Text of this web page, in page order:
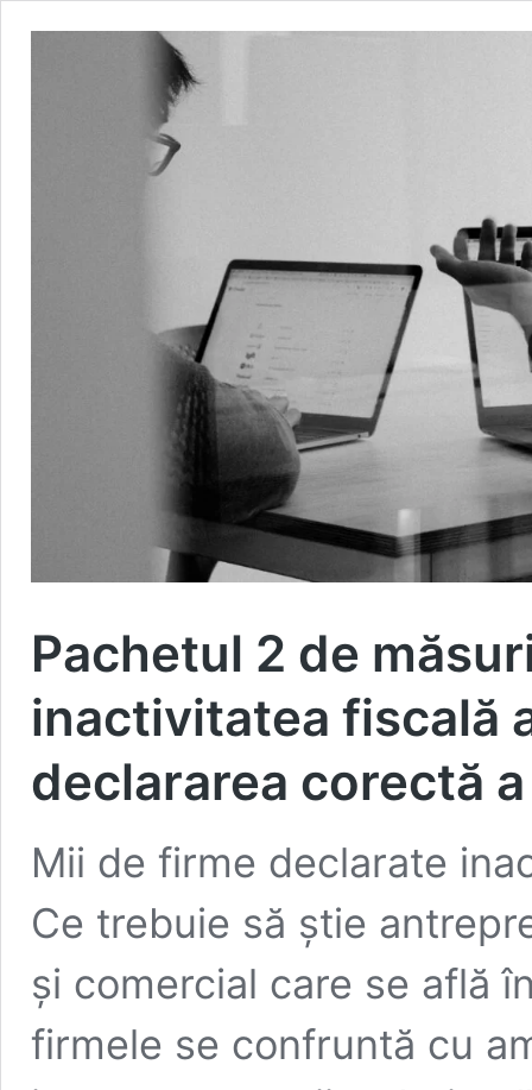
Pachetul 2 de
inactivitatea fiscală
declararea corectă
Mii de firme declarate
Ce trebuie să știe
și comercial care se află
firmele se confruntă cu